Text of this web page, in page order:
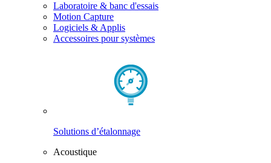
Laboratoire & banc d'essais
Motion Capture
Logiciels & Applis
Accessoires pour systèmes
Solutions d’étalonnage
Acoustique